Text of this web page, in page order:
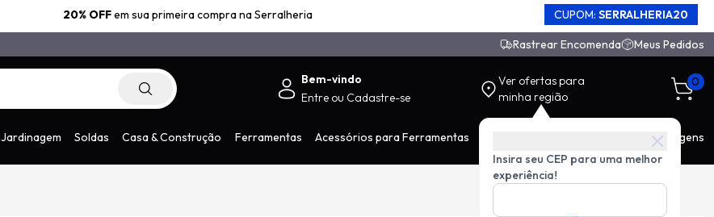
20% OFFem sua primeira compra na Serralheria CUPOM: SERRALHERIA20
Rastrear Encomenda Meus Pedidos
Bem-vindo
Entre ou Cadastre-se
Ver ofertas para
minha região
Insira seu CEP para uma melhor
experiência!
0
Jardinagem Soldas Casa & Construção Ferramentas Acessórios para Ferramentas Ferragens